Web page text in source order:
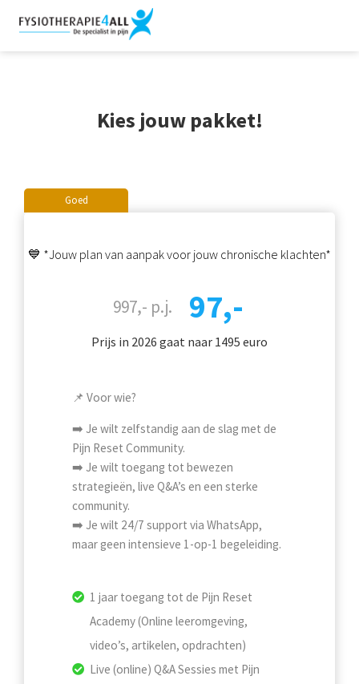
Kies jouw pakket!
Goed
💙 *Jouw plan van aanpak voor jouw chronische klachten*
997,- p.j. 97,-
Prijs in 2026 gaat naar 1495 euro
📌 Voor wie?
➡️ Je wilt zelfstandig aan de slag met de
Pijn Reset Community.
➡️ Je wilt toegang tot bewezen
strategieën, live Q&A’s en een sterke
community.
➡️ Je wilt 24/7 support via WhatsApp,
maar geen intensieve 1-op-1 begeleiding.
1 jaar toegang tot de Pijn Reset
Academy (Online leeromgeving,
video’s, artikelen, opdrachten)
Live (online) Q&A Sessies met Pijn